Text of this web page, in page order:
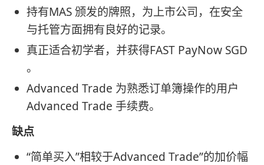
持有MAS 颁发的牌照，为上市公司，在安全
与托管方面拥有良好的记录。
真正适合初学者，并获得FAST PayNow SGD
。
Advanced Trade 为熟悉订单簿操作的用户
Advanced Trade 手续费。
缺点
“简单买入”相较于Advanced Trade”的加价幅